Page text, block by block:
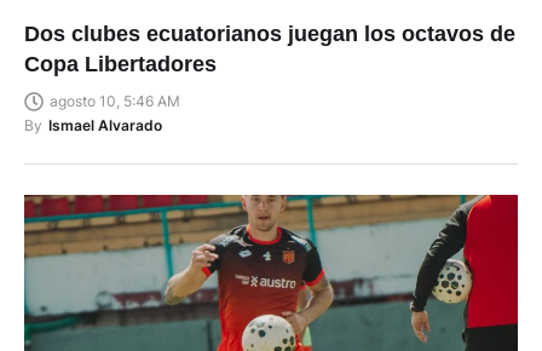
Dos clubes ecuatorianos juegan los octavos de
Copa Libertadores
agosto 10, 5:46 AM
By Ismael Alvarado